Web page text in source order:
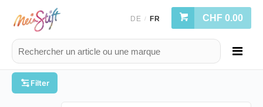
DE / FR CHF 0.00
Filter